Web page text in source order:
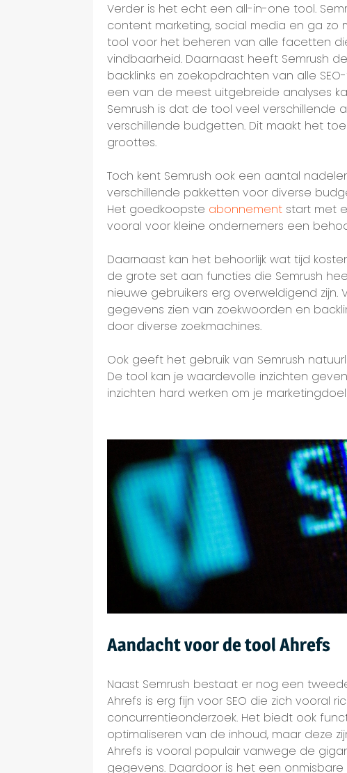
Verder is het echt een all-in-one tool.
content marketing, social media en ga zo
tool voor het beheren van alle facetten
vindbaarheid. Daarnaast heeft Semrush
backlinks en zoekopdrachten van alle
een van de meest uitgebreide analyses
Semrush is dat de tool veel
verschillende budgetten. Dit maakt het
groottes.
Toch kent Semrush ook een aantal
verschillende pakketten voor diverse
Het goedkoopste abonnement start met
vooral voor kleine ondernemers een
Daarnaast kan het behoorlijk wat tijd
de grote set aan functies die Semrush
nieuwe gebruikers erg overweldigend zijn.
gegevens zien van zoekwoorden en
door diverse zoekmachines.
Ook geeft het gebruik van Semrush
De tool kan je waardevolle inzichten
inzichten hard werken om je
Aandacht voor de tool Ahrefs
Naast Semrush bestaat er nog een
Ahrefs is erg fijn voor SEO die zich vooral
concurrentieonderzoek. Het biedt ook
optimaliseren van de inhoud, maar deze
Ahrefs is vooral populair vanwege de
gegevens. Daardoor is het een